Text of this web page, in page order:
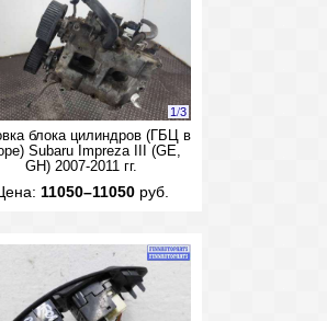
1/3
блока цилиндров (ГБЦ в
Subaru Impreza III (GE,
GH) 2007-2011 гг.
11050–11050руб.